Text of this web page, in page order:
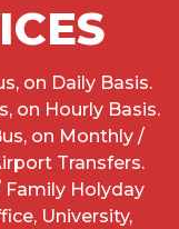
on Daily Basis.
on Hourly Basis.
on Monthly /
Transfers.
Family Holyday
University,